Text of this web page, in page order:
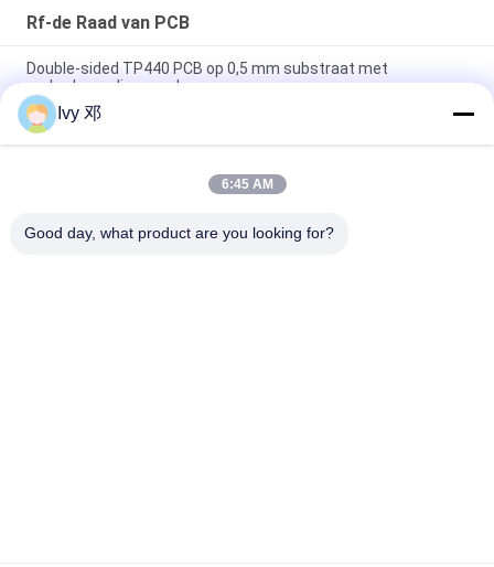
Rf-de Raad van PCB
Double-sided TP440 PCB op 0,5 mm substraat met
onderdompeling goud
Dubbelzijdig CER-10 High-Frequency PCB 30mil Laminate
Immersion zilver
5 mil dik WL-CT300 PCB 2-laag zwart zijdeplaat Pure Gold
Ivy 邓
6:45 AM
Good day, what product are you looking for?